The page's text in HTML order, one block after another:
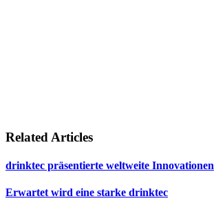
Related Articles
drinktec präsentierte weltweite Innovationen
Erwartet wird eine starke drinktec